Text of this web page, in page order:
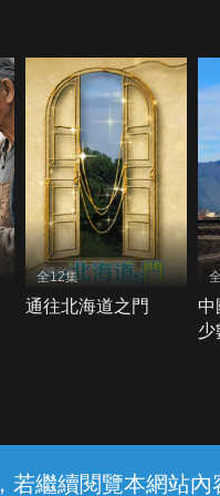
繼續閱覽本網站
全12集
通往北海道之門
中
少
服務條款 隱私權保護